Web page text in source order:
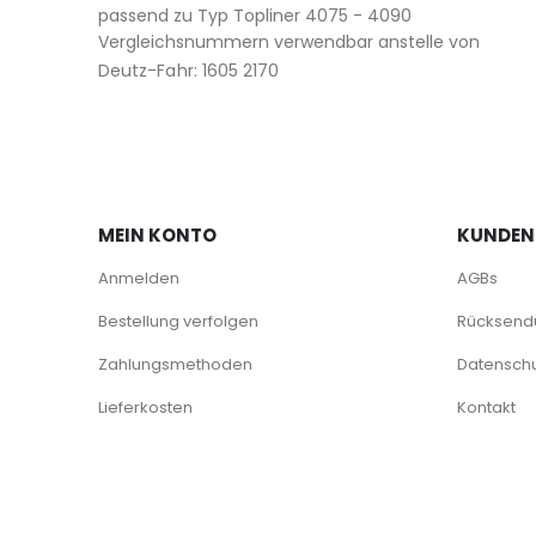
passend zu Typ Topliner 4075 - 4090
Vergleichsnummern verwendbar anstelle von
Deutz-Fahr: 1605 2170
MEIN KONTO
Anmelden
Bestellung verfolgen
Zahlungsmethoden
Lieferkosten
AGBs
Kontakt